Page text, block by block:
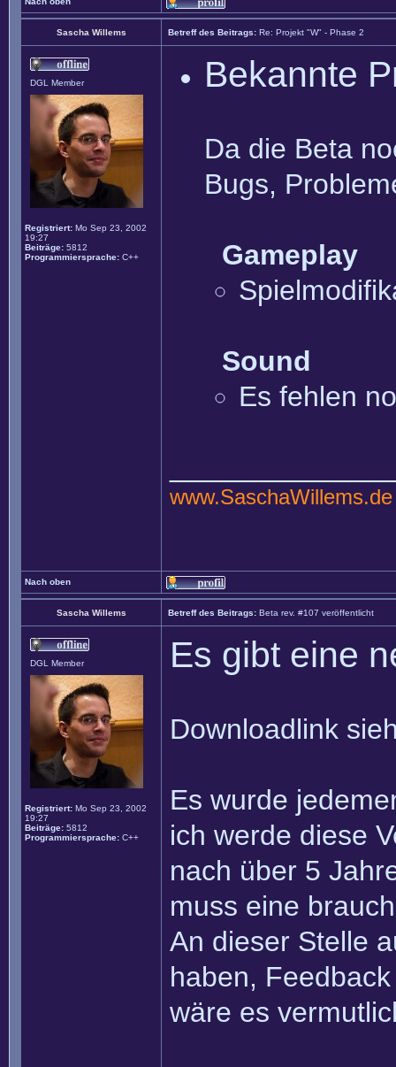
Sascha Willems Betreff des Beitrags: Re: Projekt "W" - Phase 2
DGL Member
Registriert: Mo Sep 23, 2002
19:27
Beiträge: 5812
Programmiersprache: C++
Bekannte
Da die Beta
Bugs,
Gameplay
Sound
Es fehlen
www.SaschaWillems.de
Nach oben
Sascha Willems Betreff des Beitrags: Beta rev. #107 veröffentlicht
DGL Member
Registriert: Mo Sep 23, 2002
19:27
Beiträge: 5812
Programmiersprache: C++
Es gibt eine
Downloadlink
Es wurde
ich werde diese
nach über 5
muss eine
An dieser Stelle
haben,
wäre es